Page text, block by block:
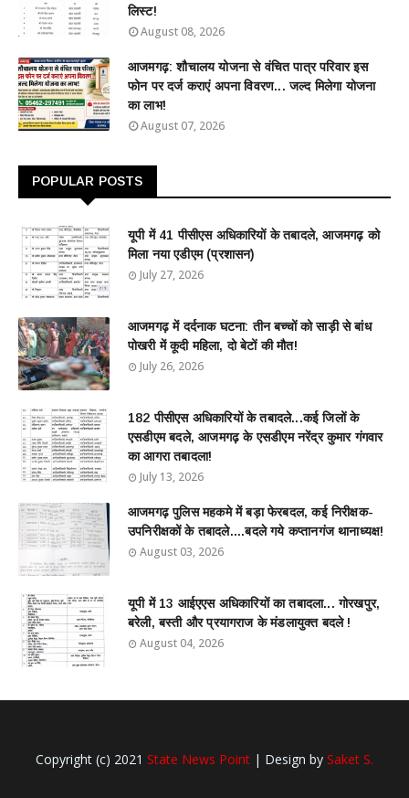
लिस्ट!
August 08, 2026
आजमगढ़: शौचालय योजना से वंचित पात्र परिवार इस
फोन पर दर्ज कराएं अपना विवरण... जल्द मिलेगा योजना
का लाभ!
August 07, 2026
POPULAR POSTS
यूपी में 41 पीसीएस अधिकारियों के तबादले, आजमगढ़ को
मिला नया एडीएम (प्रशासन)
July 27, 2026
आजमगढ़ में दर्दनाक घटना: तीन बच्चों को साड़ी से बांध
पोखरी में कूदी महिला, दो बेटों की मौत!
July 26, 2026
182 पीसीएस अधिकारियों के तबादले...कई जिलों के
एसडीएम बदले, आजमगढ़ के एसडीएम नरेंद्र कुमार गंगवार
का आगरा तबादला!
July 13, 2026
आजमगढ़ पुलिस महकमे में बड़ा फेरबदल, कई निरीक्षक-
उपनिरीक्षकों के तबादले....बदले गये कप्तानगंज थानाध्यक्ष!
August 03, 2026
यूपी में 13 आईएएस अधिकारियों का तबादला... गोरखपुर,
बरेली, बस्ती और प्रयागराज के मंडलायुक्त बदले !
August 04, 2026
Copyright (c) 2021 State News Point | Design by Saket S.